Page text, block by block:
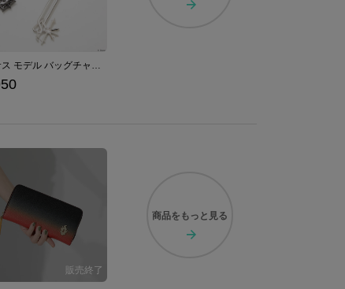
ロクサス モデル バッグチャーム 「キングダム ハーツ」シリーズ
商品を もっと見る